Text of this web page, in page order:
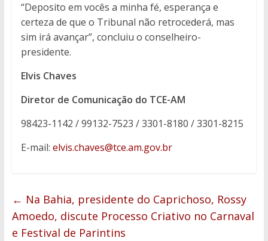
“Deposito em vocês a minha fé, esperança e
certeza de que o Tribunal não retrocederá, mas
sim irá avançar”, concluiu o conselheiro-
presidente.
Elvis Chaves
Diretor de Comunicação do TCE-AM
98423-1142 / 99132-7523 / 3301-8180 / 3301-8215
E-mail: elvis.chaves@tce.am.gov.br
← Na Bahia, presidente do Caprichoso, Rossy
Amoedo, discute Processo Criativo no Carnaval
e Festival de Parintins